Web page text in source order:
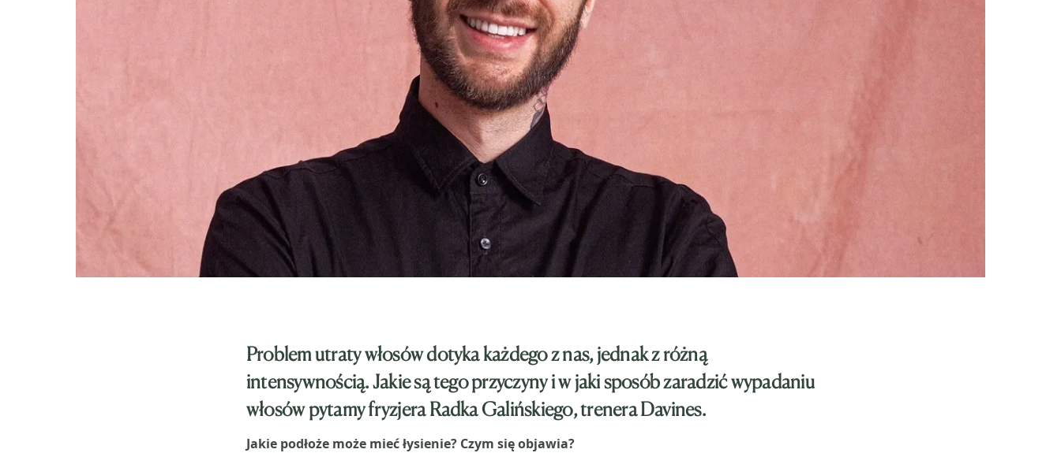
Problem utraty włosów dotyka każdego z nas, jednak z różną
intensywnością. Jakie są tego przyczyny i w jaki sposób zaradzić wypadaniu
włosów pytamy fryzjera Radka Galińskiego, trenera Davines.
Jakie podłoże może mieć łysienie? Czym się objawia?